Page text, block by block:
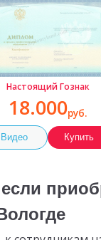
Настоящий Гознак
18.000руб.
Видео Купить